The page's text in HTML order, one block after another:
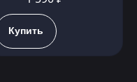
Купить